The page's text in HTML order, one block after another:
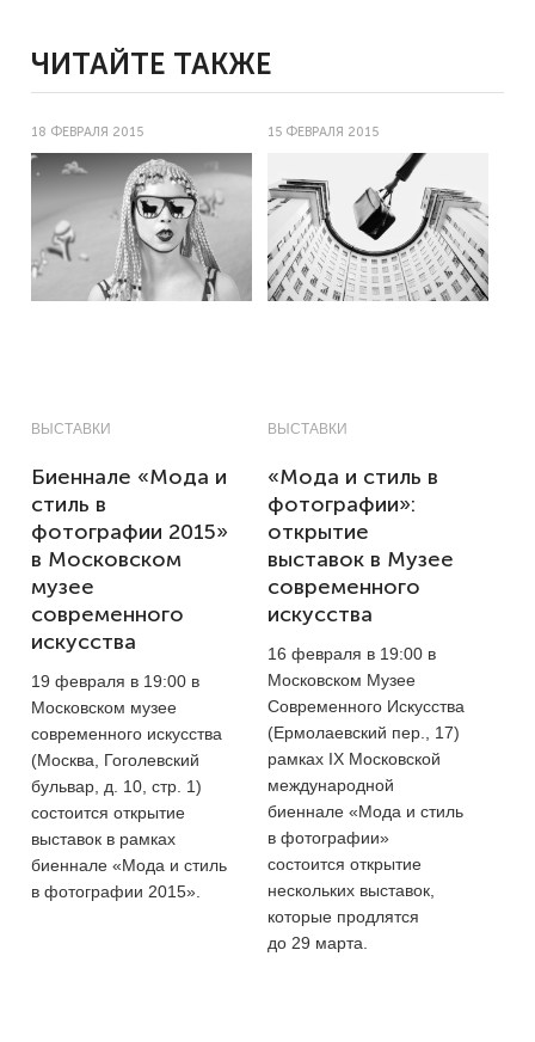
ЧИТАЙТЕ ТАКЖЕ
18 ФЕВРАЛЯ 2015
ВЫСТАВКИ
Биеннале «Мода и
стиль в
фотографии 2015»
в Московском
музее
современного
искусства
19 февраля в 19:00 в
Московском музее
современного искусства
(Москва, Гоголевский
бульвар, д. 10, стр. 1)
состоится открытие
выставок в рамках
биеннале «Мода и стиль
в фотографии 2015».
15 ФЕВРАЛЯ 2015
ВЫСТАВКИ
«Мода и стиль в
фотографии»:
открытие
выставок в Музее
современного
искусства
16 февраля в 19:00 в
Московском Музее
Современного Искусства
(Ермолаевский пер., 17)
рамках IX Московской
международной
биеннале «Мода и стиль
в фотографии»
состоится открытие
нескольких выставок,
которые продлятся
до 29 марта.